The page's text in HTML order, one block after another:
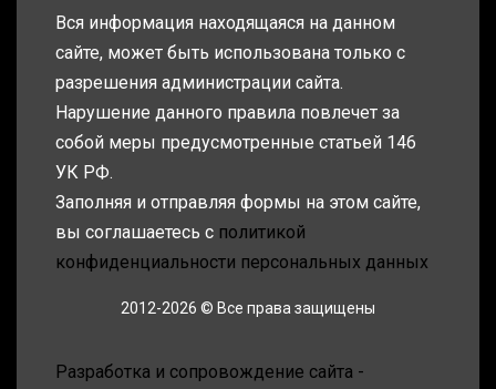
Вся информация находящаяся на данном
сайте, может быть использована только с
разрешения администрации сайта.
Нарушение данного правила повлечет за
собой меры предусмотренные статьей 146
УК РФ.
Заполняя и отправляя формы на этом сайте,
вы соглашаетесь с политикой
конфиденциальности персональных данных
2012-2026 © Все права защищены
Разработка и сопровождение сайта -